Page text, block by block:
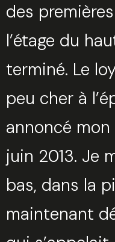
des
l’étage du
terminé. Le
peu cher à
annoncé mon
juin 2013. Je
bas, dans la
maintenant